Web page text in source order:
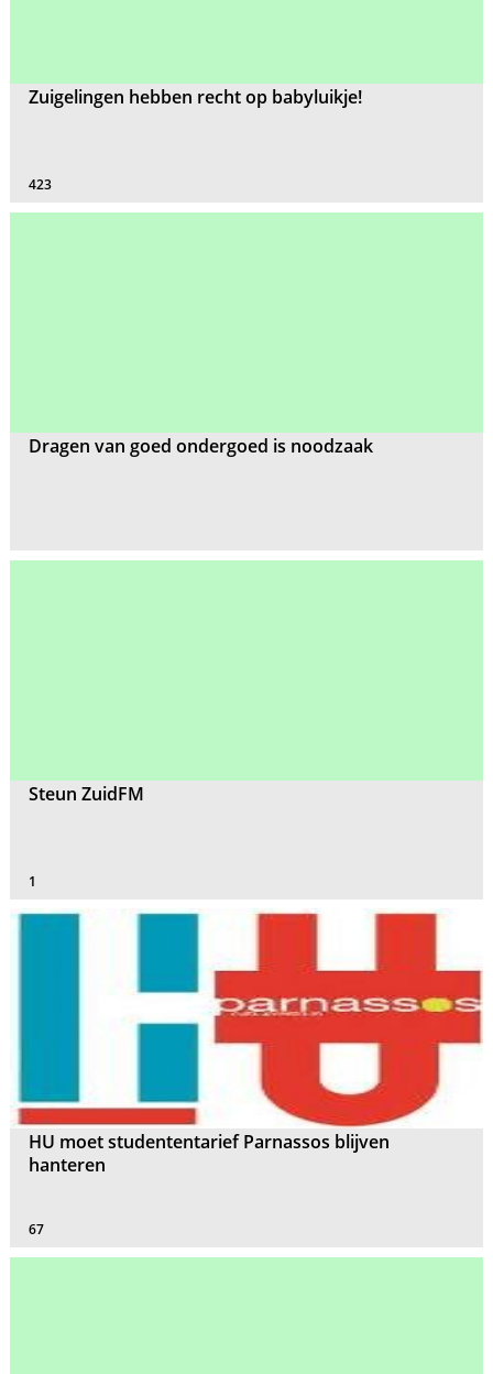
Zuigelingen hebben recht op babyluikje!
423
Dragen van goed ondergoed is noodzaak
Steun ZuidFM
1
HU moet studententarief Parnassos blijven
hanteren
67